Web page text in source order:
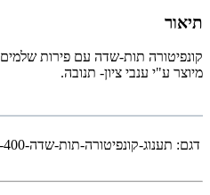
תיאור
קונפיטורה תות-שדה עם פירות שלמים
מיוצר ע"י ענבי ציון- תנובה.
דגם: תענוג-קונפיטורה-תות-שדה-400-גרם